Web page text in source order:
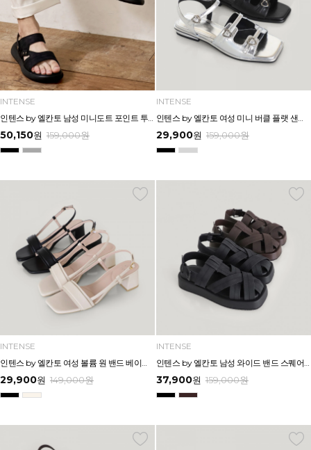
INTENSE
인텐스 by 엘칸토 남성 미니도트 포인트 투웨이 샌들 3cm LCMW60I626
50,150원 159,000원
INTENSE
인텐스 by 엘칸토 여성 미니 버클 플랫 샌들 1.5cm LCWW04I626
29,900원 159,000원
INTENSE
인텐스 by 엘칸토 여성 볼륨 원 밴드 베이직 샌들 5cm LCWW02I626
29,900원 149,000원
INTENSE
인텐스 by 엘칸토 남성 와이드 밴드 스퀘어 플랫폼 샌들 4.5cm LCMW58I626
37,900원 159,000원